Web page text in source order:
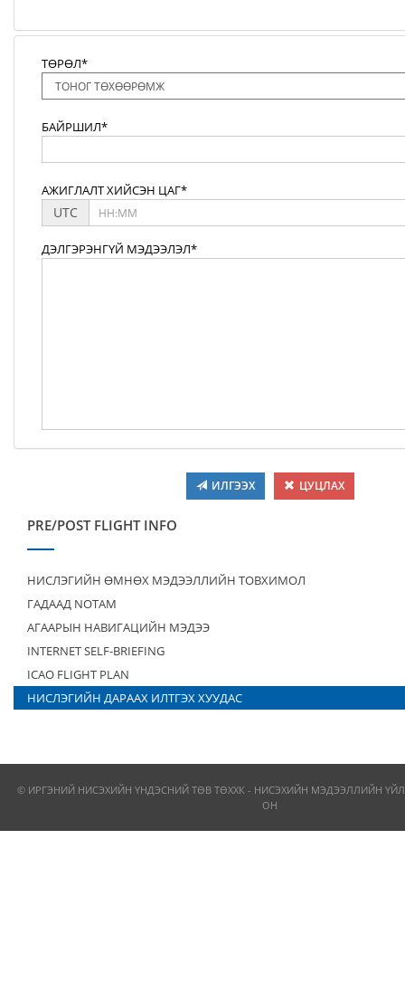
ТӨРӨЛ*
БАЙРШИЛ*
АЖИГЛАЛТ ХИЙСЭН ЦАГ*
UTC
ДЭЛГЭРЭНГҮЙ МЭДЭЭЛЭЛ*
ИЛГЭЭХ ЦУЦЛАХ
PRE/POST FLIGHT INFO
НИСЛЭГИЙН ӨМНӨХ МЭДЭЭЛЛИЙН ТОВХИМОЛ
ГАДААД NOTAM
АГААРЫН НАВИГАЦИЙН МЭДЭЭ
INTERNET SELF-BRIEFING
ICAO FLIGHT PLAN
НИСЛЭГИЙН ДАРААХ ИЛТГЭХ ХУУДАС
© ИРГЭНИЙ НИСЭХИЙН ҮНДЭСНИЙ ТӨВ ТӨХХК - НИСЭХИЙН МЭДЭЭЛЛИЙН
ОН